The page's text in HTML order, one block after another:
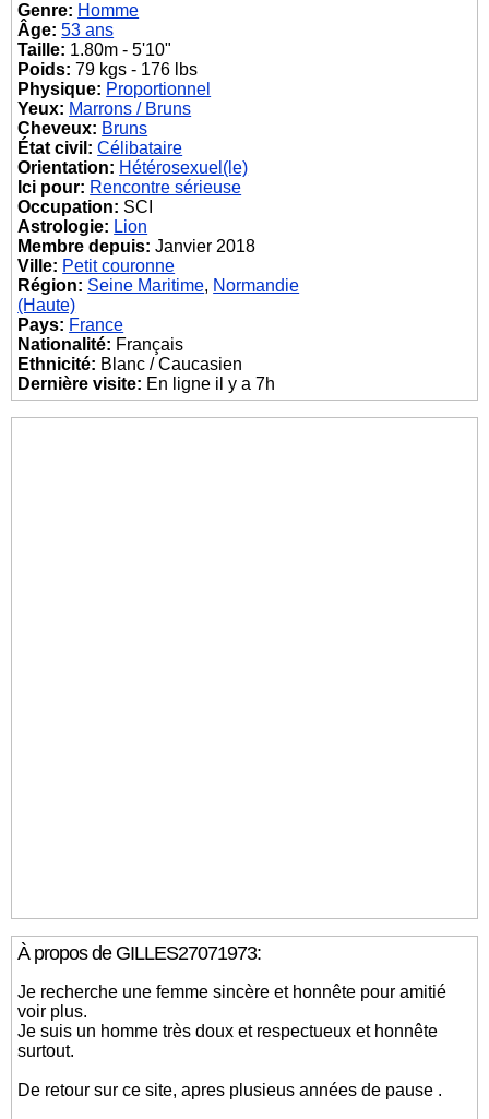
Genre: Homme
Âge: 53 ans
Taille: 1.80m - 5'10"
Poids: 79 kgs - 176 lbs
Physique: Proportionnel
Yeux: Marrons / Bruns
Cheveux: Bruns
État civil: Célibataire
Orientation: Hétérosexuel(le)
Ici pour: Rencontre sérieuse
Occupation: SCI
Astrologie: Lion
Membre depuis: Janvier 2018
Ville: Petit couronne
Région: Seine Maritime, Normandie
(Haute)
Pays: France
Nationalité: Français
Ethnicité: Blanc / Caucasien
Dernière visite: En ligne il y a 7h
À propos de GILLES27071973:
Je recherche une femme sincère et honnête pour amitié
voir plus.
Je suis un homme très doux et respectueux et honnête
surtout.
De retour sur ce site, apres plusieus années de pause .